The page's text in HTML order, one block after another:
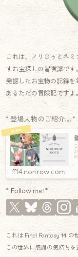
これは、ノリロゥとネ
すお宝探しの冒険譚です
発掘したお宝物の記録を
あるただの冒険記ですよ
* 登場人物のご紹介.｡.:*
ff14.norirow.com
* Follow me! *
これは Final Fantasy 14 の
この世界に感謝の気持ちを